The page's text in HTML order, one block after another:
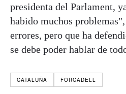
presidenta del Parlament,
habido muchos
errores, pero que ha
se debe poder hablar de
CATALUÑA FORCADELL